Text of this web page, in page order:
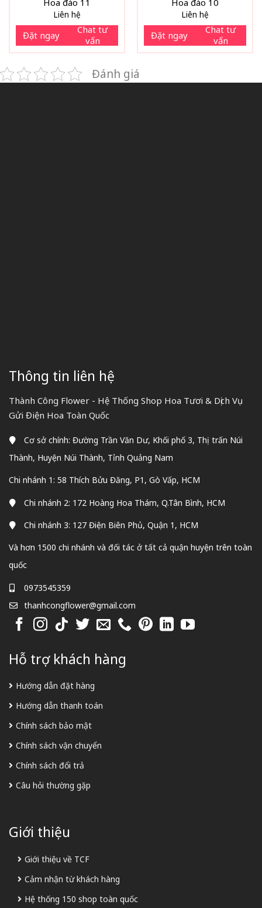
Liên hệ
Đặt ngay
Chat tư
vấn
Liên hệ
Đặt ngay
Chat tư
vấn
Đánh giá
Thông tin liên hệ
Thành Công Flower - Hệ Thống Shop Hoa Tươi & Dịch Vụ
Gửi Điện Hoa Toàn Quốc
Cơ sở chính: Đường Trần Văn Dư, Khối phố 3, Thị trấn Núi
Thành, Huyện Núi Thành, Tỉnh Quảng Nam
Chi nhánh 1: 58 Thích Bửu Đăng, P1, Gò Vấp, HCM
Chi nhánh 2: 172 Hoàng Hoa Thám, Q.Tân Bình, HCM
Chi nhánh 3: 127 Điện Biên Phủ, Quận 1, HCM
Và hơn 1500 chi nhánh và đối tác ở tất cả quận huyện trên toàn
quốc
0973545359
thanhcongflower@gmail.com
Hỗ trợ khách hàng
Hướng dẫn đặt hàng
Hướng dẫn thanh toán
Chính sách bảo mật
Chính sách vận chuyển
Chính sách đổi trả
Câu hỏi thường gặp
Giới thiệu
Giới thiệu về TCF
Cảm nhận từ khách hàng
Hệ thống 150 shop toàn quốc